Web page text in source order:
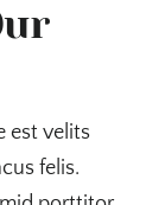
est velits
felis.